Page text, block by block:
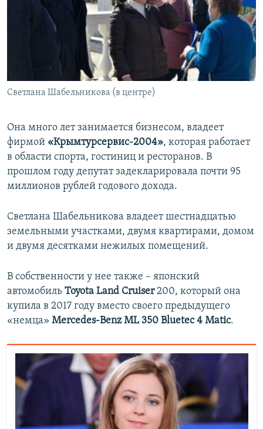
Светлана Шабельникова (в центре)
Она много лет занимается бизнесом, владеет
фирмой «Крымтурсервис-2004», которая работает
в области спорта, гостиниц и ресторанов. В
прошлом году депутат задекларировала почти 95
миллионов рублей годового дохода.
Светлана Шабельникова владеет шестнадцатью
земельными участками, двумя квартирами, домом
и двумя десятками нежилых помещений.
В собственности у нее также – японский
автомобиль Toyota Land Cruiser200, который она
купила в 2017 году вместо своего предыдущего
«немца» Mercedes-Benz ML 350 Bluetec 4 Matic.